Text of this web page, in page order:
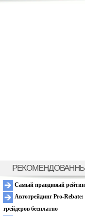
Самый правдивый
Автотрейдинг Pro-
трейдеров бесплатно